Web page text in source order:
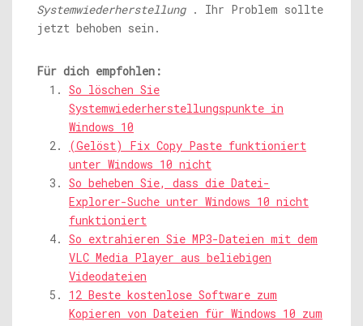
Systemwiederherstellung. Ihr Problem sollte
jetzt behoben sein.
Für dich empfohlen:
So löschen Sie
Systemwiederherstellungspunkte in
Windows 10
(Gelöst) Fix Copy Paste funktioniert
unter Windows 10 nicht
So beheben Sie, dass die Datei-
Explorer-Suche unter Windows 10 nicht
funktioniert
So extrahieren Sie MP3-Dateien mit dem
VLC Media Player aus beliebigen
Videodateien
12 Beste kostenlose Software zum
Kopieren von Dateien für Windows 10 zum